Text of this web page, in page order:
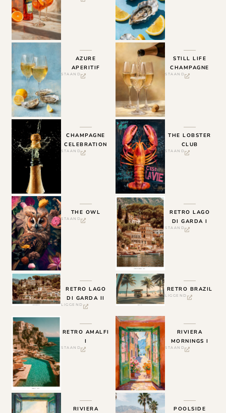
AZURE
APERITIF
STAAND
STILL LIFE
CHAMPAGNE
STAAND
CHAMPAGNE
CELEBRATION
STAAND
THE LOBSTER
CLUB
STAAND
THE OWL
STAAND
RETRO LAGO
DI GARDA I
STAAND
RETRO LAGO
DI GARDA II
LIGGEND
RETRO BRAZIL
LIGGEND
RETRO AMALFI
I
STAAND
RIVIERA
MORNINGS I
STAAND
RIVIERA
POOLSIDE